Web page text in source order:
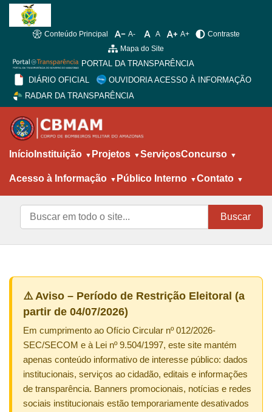
Conteúdo Principal A- A A+
Contraste
Mapa do Site
PORTAL DA TRANSPARÊNCIA
DIÁRIO OFICIAL
OUVIDORIA ACESSO À INFORMAÇÃO
RADAR DA TRANSPARÊNCIA
Início Instituição Projetos ServiçosConcurso
Acesso à Informação Público Interno Contato
Buscar
⚠️ Aviso – Período de Restrição Eleitoral (a
partir de 04/07/2026)
Em cumprimento ao Ofício Circular nº 012/2026-
SEC/SECOM e à Lei nº 9.504/1997, este site mantém
apenas conteúdo informativo de interesse público: dados
institucionais, serviços ao cidadão, editais e informações
de transparência. Banners promocionais, notícias e redes
sociais institucionais estão temporariamente desativados